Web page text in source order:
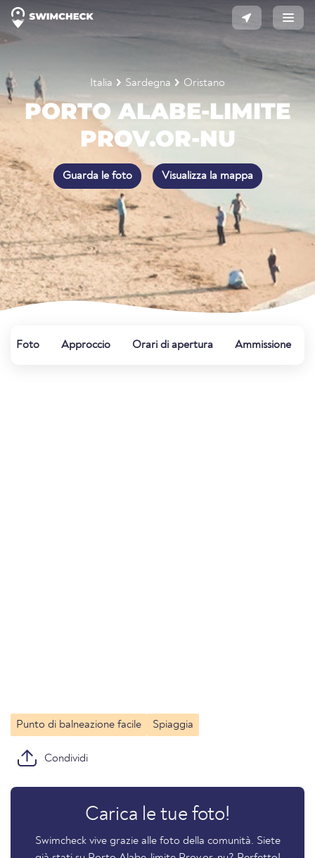
Italia Sardegna Oristano
PORTO ALABE-LIMITE
PROV.OR-NU
Guarda le foto Visualizza la mappa
Foto Approccio Orari di apertura Ammissione
Punto di balneazione facile Spiaggia
Condividi
Carica le tue foto!
Swimcheck vive grazie alle foto della comunità. Siete